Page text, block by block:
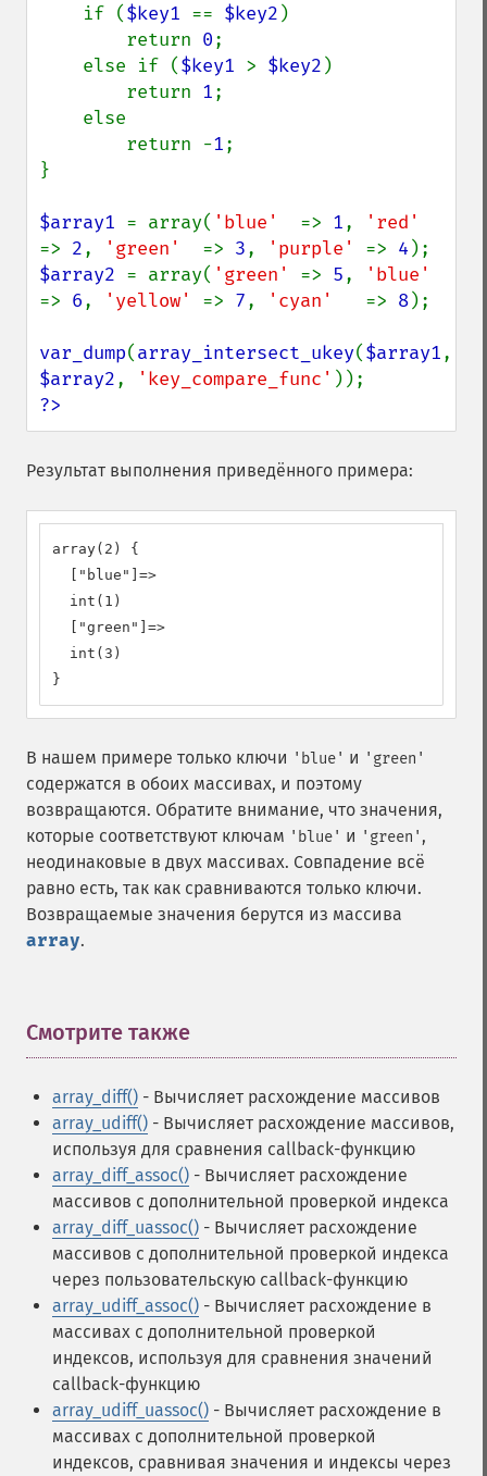
    if (
$key1 == $key2 )
        return
0;
    else if (
$key1 > $key2 )
        return
1;
        return -
1;
}
$array1 = array( 'blue' => 1,
=> 2, 'green' => 3, 'purple' => 4
$array2 = array( 'green' => 5,
=> 6, 'yellow' => 7, 'cyan' => 8);
var_dump(array_intersect_ukey($array1
$array2, 'key_compare_func'
?>
Результат выполнения приведённого примера:
array(2) {
  ["blue"]=>
  int(1)
  ["green"]=>
  int(3)
}
В нашем примере только ключи 'blue' и 'green'
содержатся в обоих массивах, и поэтому
возвращаются. Обратите внимание, что значения,
которые соответствуют ключам 'blue' и 'green' ,
неодинаковые в двух массивах. Совпадение всё
равно есть, так как сравниваются только ключи.
Возвращаемые значения берутся из массива
array.
Смотрите также
array_diff() - Вычисляет расхождение массивов
array_udiff() - Вычисляет расхождение массивов,
используя для сравнения callback-функцию
array_diff_assoc() - Вычисляет расхождение
массивов с дополнительной проверкой индекса
array_diff_uassoc() - Вычисляет расхождение
массивов с дополнительной проверкой индекса
через пользовательскую callback-функцию
array_udiff_assoc() - Вычисляет расхождение в
массивах с дополнительной проверкой
индексов, используя для сравнения значений
callback-функцию
array_udiff_uassoc() - Вычисляет расхождение в
массивах с дополнительной проверкой
индексов, сравнивая значения и индексы через